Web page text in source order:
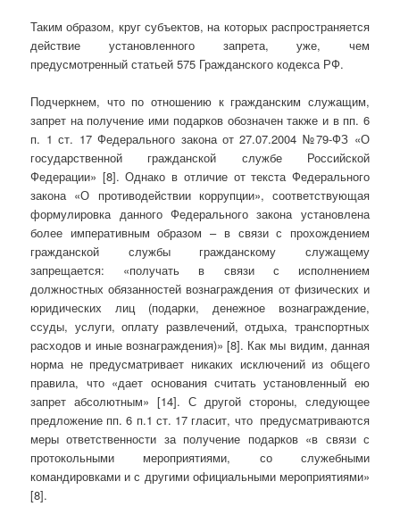
Таким образом, круг субъектов, на которых распространяется
действие установленного запрета, уже, чем
предусмотренный статьей 575 Гражданского кодекса РФ.
Подчеркнем, что по отношению к гражданским служащим,
запрет на получение ими подарков обозначен также и в пп. 6
п. 1 ст. 17 Федерального закона от 27.07.2004 №79-ФЗ «О
государственной гражданской службе Российской
Федерации» [8]. Однако в отличие от текста Федерального
закона «О противодействии коррупции», соответствующая
формулировка данного Федерального закона установлена
более императивным образом – в связи с прохождением
гражданской службы гражданскому служащему
запрещается: «получать в связи с исполнением
должностных обязанностей вознаграждения от физических и
юридических лиц (подарки, денежное вознаграждение,
ссуды, услуги, оплату развлечений, отдыха, транспортных
расходов и иные вознаграждения)» [8]. Как мы видим, данная
норма не предусматривает никаких исключений из общего
правила, что «дает основания считать установленный ею
запрет абсолютным» [14]. С другой стороны, следующее
предложение пп. 6 п.1 ст. 17 гласит, что предусматриваются
меры ответственности за получение подарков «в связи с
протокольными мероприятиями, со служебными
командировками и с другими официальными мероприятиями»
[8].